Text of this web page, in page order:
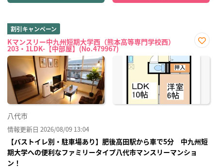
割引キャンペーン
Kマンスリー中九州短期大学西（熊本高等専門学校西）
203・1LDK-【中部屋】(No.479967)
に入
八代市
情報更新日 2026/08/09 13:04
【バストイレ別・駐車場あり】肥後高田駅から車で5分 中九州短
期大学への便利なファミリータイプ八代市マンスリーマンショ
ン！